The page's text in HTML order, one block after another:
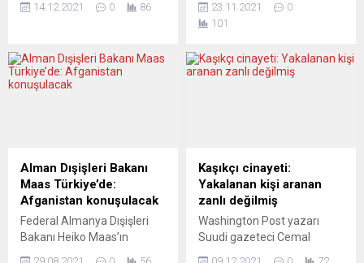
yaptığı görüşmede,
stratejik bir hata olarak
niteledi. Başbakanlık Ofisi
Rus kuvvetlerinin Ukrayna
sınırına konuşlandırılması
konusunda İngiltere’nin
“derin endişesini” dile
getirerek,...
14.12.2021 0 86
protestolarıyla, yeniden
kapanmalarla uğraşırken,
partisinin, ama asıl önemlisi
başbakanın yeni “U
ayı başından bu yana
skandal üstüne skandal
yaşanıyor ve başbakan
çareyi “U dönüşü”
yapmakta, yani “geri çark...
23.11.2021
0
101
Alman Dışişleri Bakanı
Maas Türkiye’de:
Afganistan konuşulacak
Federal Almanya Dışişleri
Bakanı Heiko Maas’ın
Kaşıkçı cinayeti:
Yakalanan kişi aranan
zanlı değilmiş
Washington Post yazarı
Suudi gazeteci Cemal